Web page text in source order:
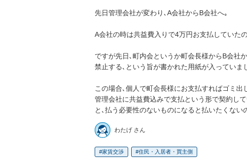
先日管理会社が変わり､A会社からB会社へ｡
A会社の時は共益費入りで4万円お支払していた
ですが先日､町内会というか町会長様からB会社
禁止する､という旨が書かれた用紙が入っていま
この場合､個人で町会長様にお支払すればゴミ出
管理会社に共益費込みで支払という形で契約し
と､払う必要性のないものになると払いたくな
わたげ さん
家賃交渉 住民・入居者・買主側